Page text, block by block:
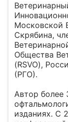
Московской
Скрябина,
Общества
(RSVO),
(РГО).
Автор более
изданиях. С